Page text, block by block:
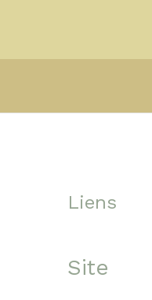
Liens
Site